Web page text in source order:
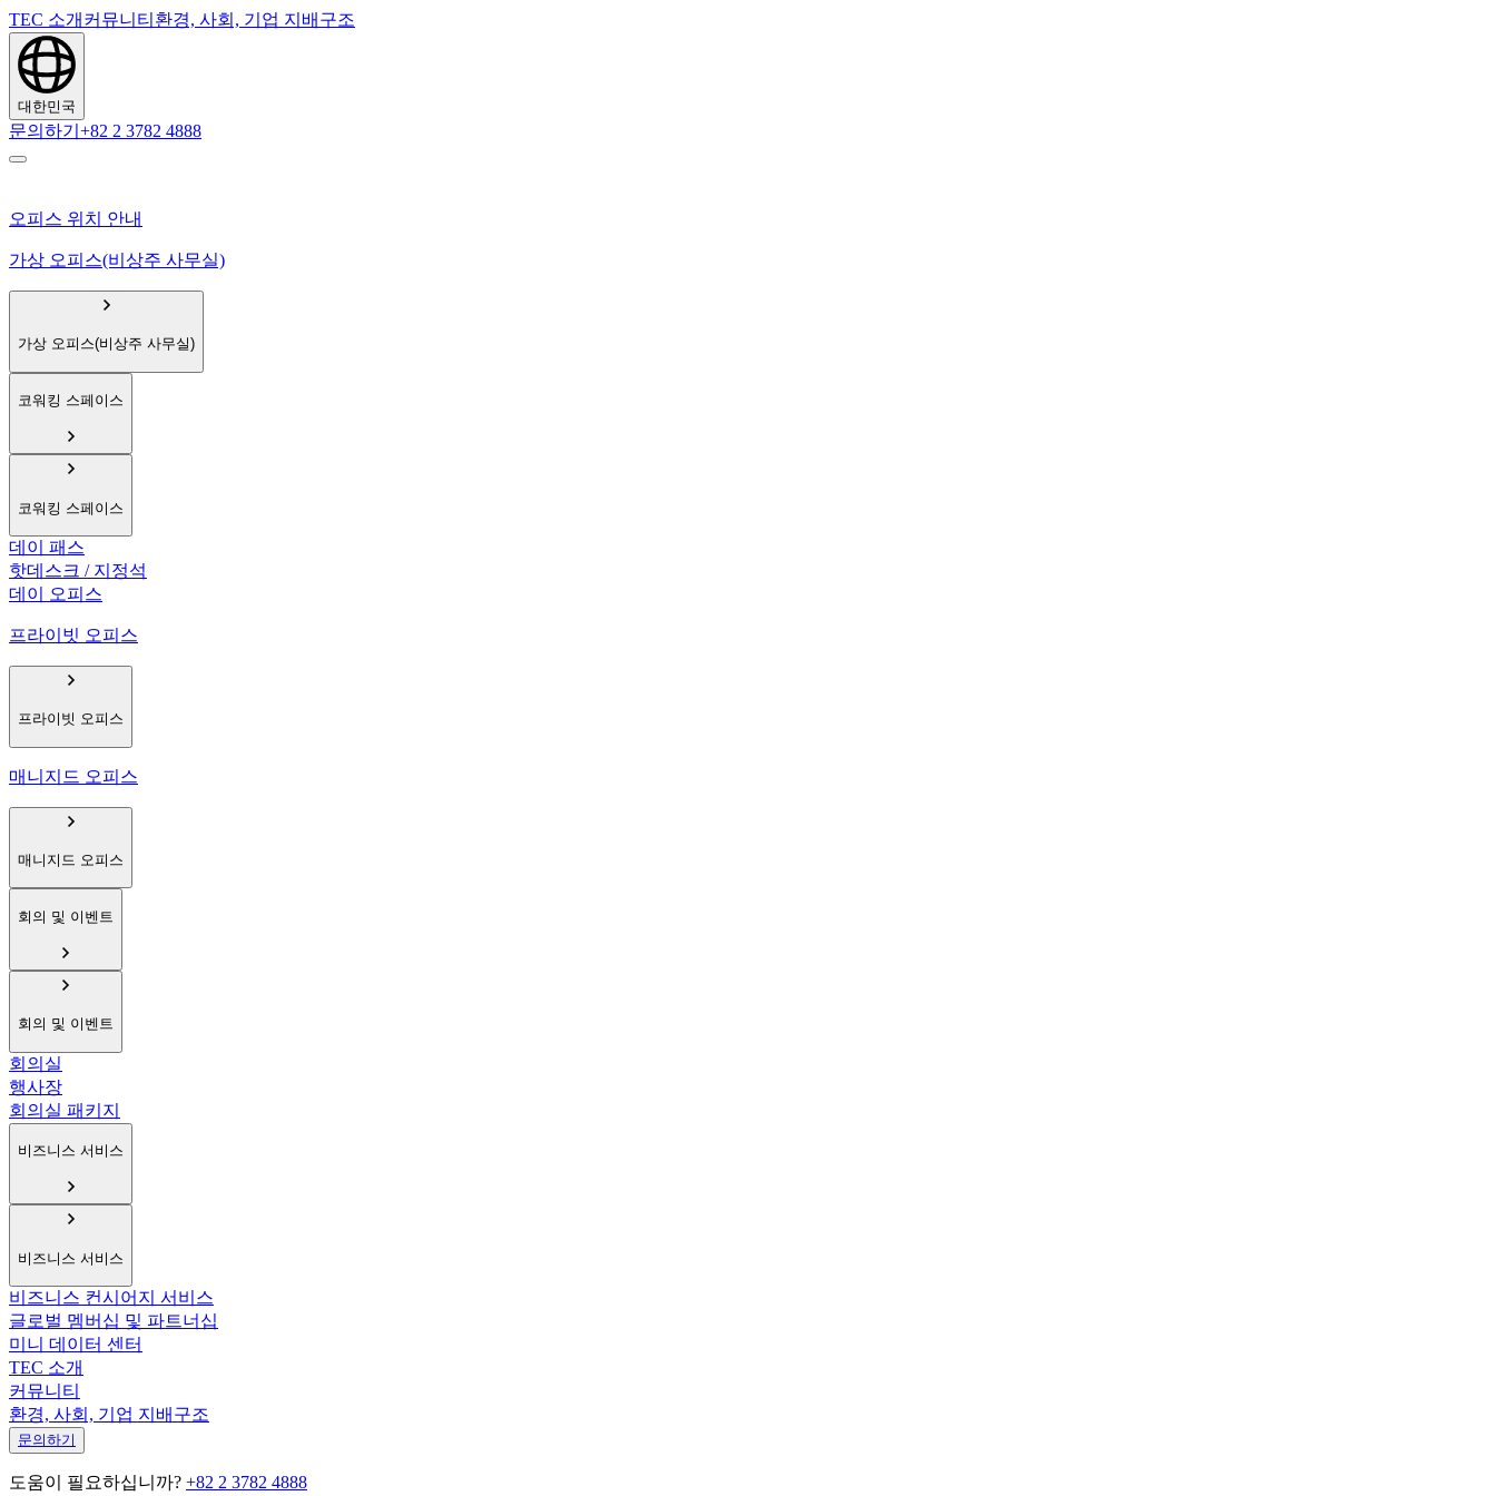
TEC 소개 커뮤니티 환경, 사회, 기업 지배구조
대한민국
문의하기 +82 2 3782 4888
오피스 위치 안내
가상 오피스(비상주 사무실)
가상 오피스(비상주 사무실)
코워킹 스페이스
코워킹 스페이스
데이 패스
핫데스크 / 지정석
데이 오피스
프라이빗 오피스
프라이빗 오피스
매니지드 오피스
매니지드 오피스
회의 및 이벤트
회의 및 이벤트
회의실
행사장
회의실 패키지
비즈니스 서비스
비즈니스 서비스
비즈니스 컨시어지 서비스
글로벌 멤버십 및 파트너십
미니 데이터 센터
TEC 소개
커뮤니티
환경, 사회, 기업 지배구조
문의하기
도움이 필요하십니까? +82 2 3782 4888